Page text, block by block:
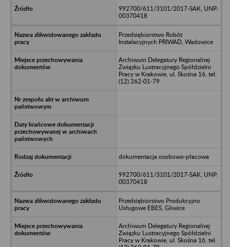
992700/611/3101/2017-SAK, UNP:
00370418
Przedsiębiorstwo Robót
Instalacyjnych PRIWAD, Wadowice
Archiwum Delegatury Regionalnej
Związku Lustracyjnego Spółdzielni
Pracy w Krakowie, ul. Skośna 16, tel.
(12) 262-01-79
dokumentacja osobowo-płacowa
992700/611/3101/2017-SAK, UNP:
00370418
Przedsiębiorstwo Produkcyjno
Usługowe EBES, Gliwice
Archiwum Delegatury Regionalnej
Związku Lustracyjnego Spółdzielni
Pracy w Krakowie, ul. Skośna 16, tel.